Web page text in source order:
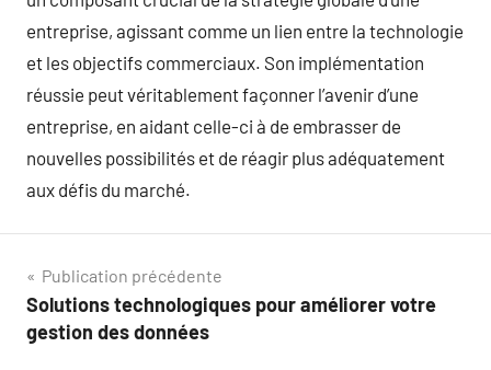
entreprise, agissant comme un lien entre la technologie
et les objectifs commerciaux. Son implémentation
réussie peut véritablement façonner l’avenir d’une
entreprise, en aidant celle-ci à de embrasser de
nouvelles possibilités et de réagir plus adéquatement
aux défis du marché.
Navigation
de
Publication précédente
Solutions technologiques pour améliorer votre
gestion des données